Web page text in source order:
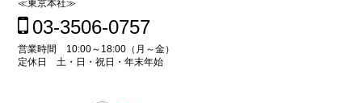
≪東京本社≫
03-3506-0757
営業時間 10:00～18:00（月～金）
定休日 土・日・祝日・年末年始